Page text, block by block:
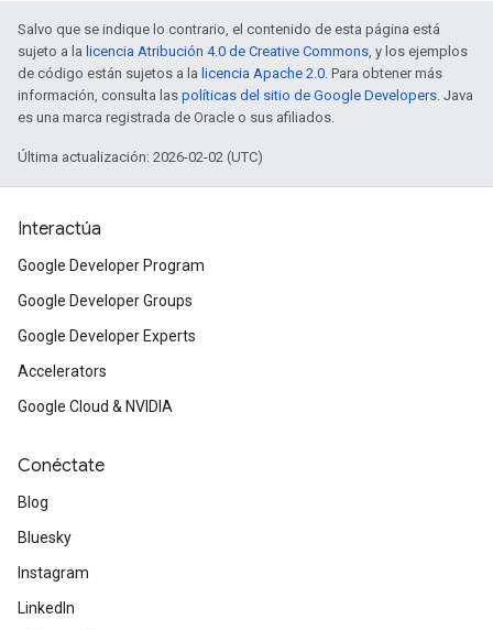
Salvo que se indique lo contrario, el contenido de esta página está
sujeto a la licencia Atribución 4.0 de Creative Commons, y los ejemplos
de código están sujetos a la licencia Apache 2.0. Para obtener más
información, consulta las políticas del sitio de Google Developers. Java
es una marca registrada de Oracle o sus afiliados.
Última actualización: 2026-02-02 (UTC)
Interactúa
Google Developer Program
Google Developer Groups
Google Developer Experts
Accelerators
Google Cloud & NVIDIA
Conéctate
Blog
Bluesky
Instagram
LinkedIn